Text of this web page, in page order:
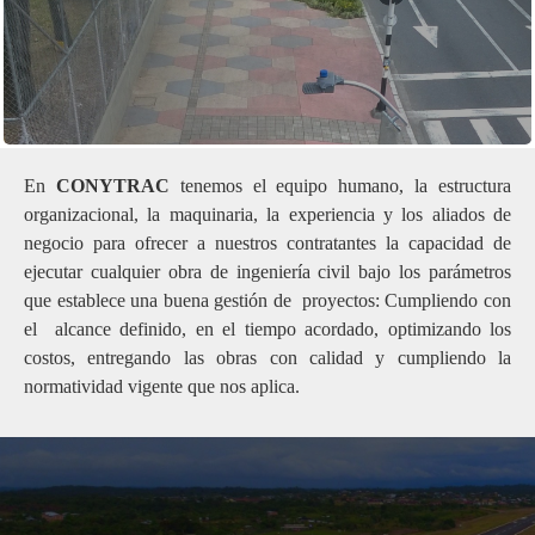
Projectos ejecutados
En CONYTRAC tenemos el equipo humano, la estructura
organizacional, la maquinaria, la experiencia y los aliados de
negocio para ofrecer a nuestros contratantes la capacidad de
ejecutar cualquier obra de ingeniería civil bajo los parámetros
que establece una buena gestión de proyectos: Cumpliendo con
el alcance definido, en el tiempo acordado, optimizando los
costos, entregando las obras con calidad y cumpliendo la
normatividad vigente que nos aplica.